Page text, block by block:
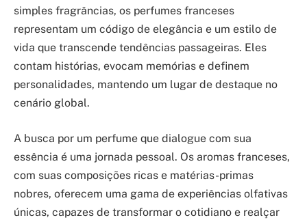
simples fragrâncias, os perfumes franceses
representam um código de elegância e um estilo de
vida que transcende tendências passageiras. Eles
contam histórias, evocam memórias e definem
personalidades, mantendo um lugar de destaque no
cenário global.
A busca por um perfume que dialogue com sua
essência é uma jornada pessoal. Os aromas franceses,
com suas composições ricas e matérias-primas
nobres, oferecem uma gama de experiências olfativas
únicas, capazes de transformar o cotidiano e realçar